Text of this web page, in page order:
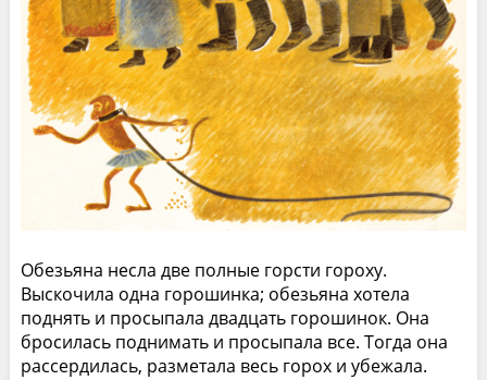
Обезьяна несла две полные горсти гороху.
Выскочила одна горошинка; обезьяна хотела
поднять и просыпала двадцать горошинок. Она
бросилась поднимать и просыпала все. Тогда она
рассердилась, разметала весь горох и убежала.